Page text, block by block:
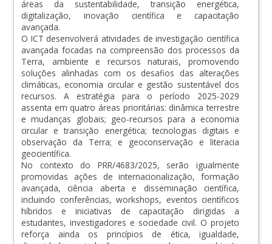
áreas da sustentabilidade, transição energética,
digitalização, inovação científica e capacitação
avançada.
O ICT desenvolverá atividades de investigação científica
avançada focadas na compreensão dos processos da
Terra, ambiente e recursos naturais, promovendo
soluções alinhadas com os desafios das alterações
climáticas, economia circular e gestão sustentável dos
recursos. A estratégia para o período 2025-2029
assenta em quatro áreas prioritárias: dinâmica terrestre
e mudanças globais; geo-recursos para a economia
circular e transição energética; tecnologias digitais e
observação da Terra; e geoconservação e literacia
geocientífica.
No contexto do PRR/4683/2025, serão igualmente
promovidas ações de internacionalização, formação
avançada, ciência aberta e disseminação científica,
incluindo conferências, workshops, eventos científicos
híbridos e iniciativas de capacitação dirigidas a
estudantes, investigadores e sociedade civil. O projeto
reforça ainda os princípios de ética, igualdade,